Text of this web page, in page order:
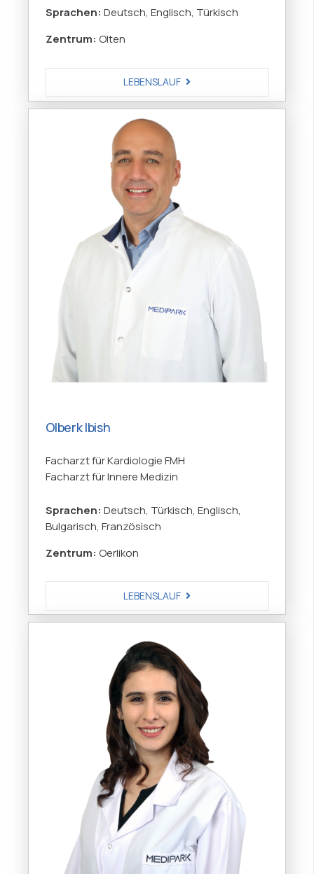
Sprachen: Deutsch, Englisch, Türkisch
Zentrum: Olten
LEBENSLAUF
Olberk Ibish
Facharzt für Kardiologie FMH
Facharzt für Innere Medizin
Sprachen: Deutsch, Türkisch, Englisch,
Bulgarisch, Französisch
Zentrum: Oerlikon
LEBENSLAUF